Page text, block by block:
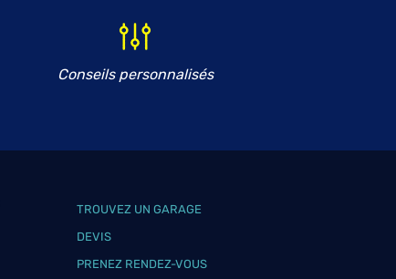
Conseils personnalisés
TROUVEZ UN GARAGE
DEVIS
PRENEZ RENDEZ-VOUS